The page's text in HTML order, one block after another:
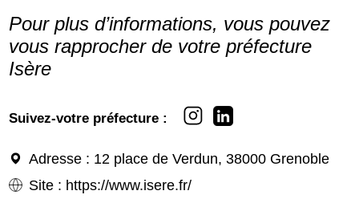
Pour plus d’informations, vous pouvez
vous rapprocher de votre préfecture
Isère
Suivez-votre préfecture :
Adresse : 12 place de Verdun, 38000 Grenoble
Site : https://www.isere.fr/